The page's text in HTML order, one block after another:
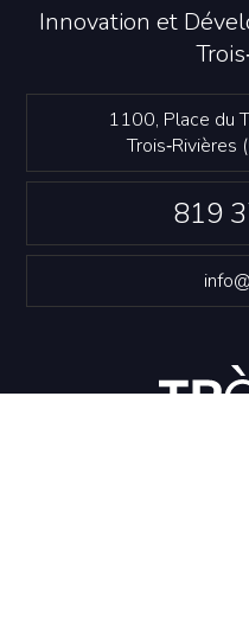
Innovation et
1100, Place du
819